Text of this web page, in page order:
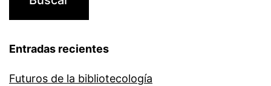
Entradas recientes
Futuros de la bibliotecología